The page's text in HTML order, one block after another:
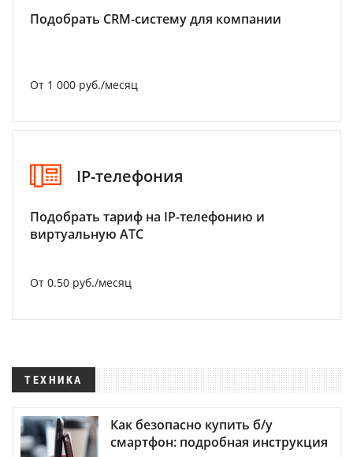
Подобрать CRM-систему для компании
От 1 000 руб./месяц
IP-телефония
Подобрать тариф на IP-телефонию и
виртуальную АТС
От 0.50 руб./месяц
ТЕХНИКА
Как безопасно купить б/у
смартфон: подробная инструкция